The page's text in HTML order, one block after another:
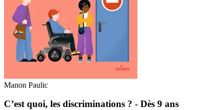
Manon Paulic
C’est quoi, les discriminations ? - Dès 9 ans